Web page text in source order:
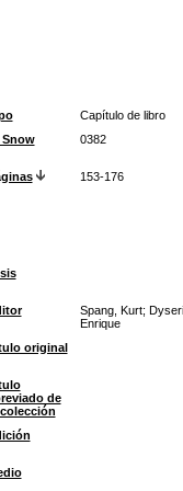
Capítulo de libro
Snow 0382
153-176
Spang, Kurt;
Enrique
original
de